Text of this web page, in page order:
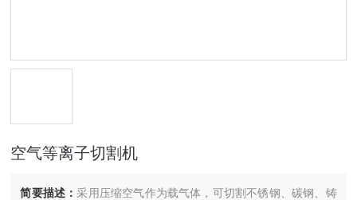
空气等离子切割机
简要描述： 采用压缩空气作为载气体，可切割不锈钢、碳钢、铸